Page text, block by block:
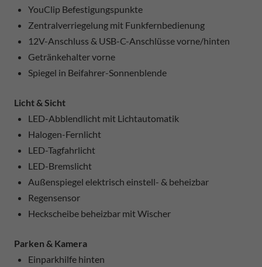
YouClip Befestigungspunkte
Zentralverriegelung mit Funkfernbedienung
12V-Anschluss & USB-C-Anschlüsse vorne/hinten
Getränkehalter vorne
Spiegel in Beifahrer-Sonnenblende
Licht & Sicht
LED-Abblendlicht mit Lichtautomatik
Halogen-Fernlicht
LED-Tagfahrlicht
LED-Bremslicht
Außenspiegel elektrisch einstell- & beheizbar
Regensensor
Heckscheibe beheizbar mit Wischer
Parken & Kamera
Einparkhilfe hinten